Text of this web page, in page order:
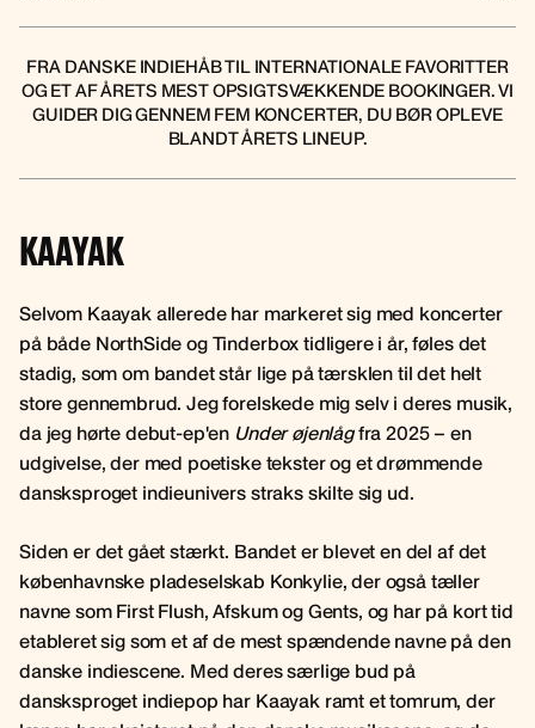
FRA DANSKE INDIEHÅB TIL INTERNATIONALE FAVORITTER
OG ET AF ÅRETS MEST OPSIGTSVÆKKENDE BOOKINGER. VI
GUIDER DIG GENNEM FEM KONCERTER, DU BØR OPLEVE
BLANDT ÅRETS LINEUP.
KAAYAK
Selvom Kaayak allerede har markeret sig med koncerter
på både NorthSide og Tinderbox tidligere i år, føles det
stadig, som om bandet står lige på tærsklen til det helt
store gennembrud. Jeg forelskede mig selv i deres musik,
da jeg hørte debut-ep'en Under øjenlågfra 2025 – en
udgivelse, der med poetiske tekster og et drømmende
dansksproget indieunivers straks skilte sig ud.
Siden er det gået stærkt. Bandet er blevet en del af det
københavnske pladeselskab Konkylie, der også tæller
navne som First Flush, Afskum og Gents, og har på kort tid
etableret sig som et af de mest spændende navne på den
danske indiescene. Med deres særlige bud på
dansksproget indiepop har Kaayak ramt et tomrum, der